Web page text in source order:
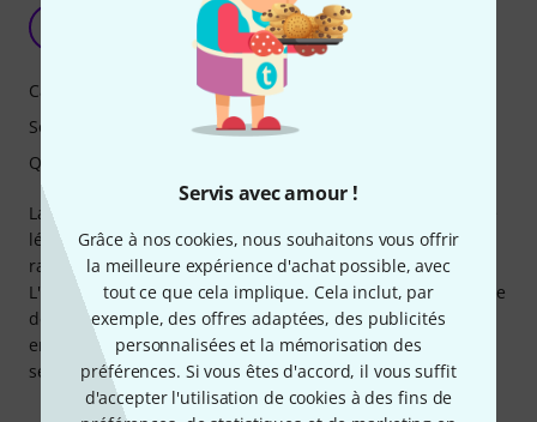
Servis avec amour !
Grâce à nos cookies, nous souhaitons vous offrir
la meilleure expérience d'achat possible, avec
tout ce que cela implique. Cela inclut, par
exemple, des offres adaptées, des publicités
personnalisées et la mémorisation des
préférences. Si vous êtes d'accord, il vous suffit
d'accepter l'utilisation de cookies à des fins de
Peut être amélioré
felixknoop 19.12.2025
La guitare est en excellent état. Les couleurs sont peut-être
légèrement plus foncées que ce à quoi je m'attendais par
rapport à la photo, mais le grain du bois reste bien visible.
L'emballage était impeccable. Le seul défaut est la présence
de traces de copeaux à l'intérieur de l'étui, qui sentent
encore le travail du bois. Un nettoyage plus approfondi
serait le bienvenu.
Caractéristiques
Son
Qualité de fabrication